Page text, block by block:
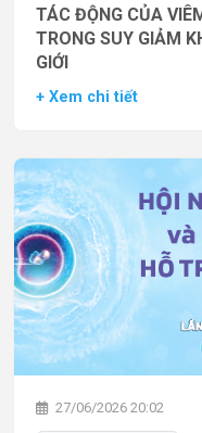
TÁC ĐỘNG CỦA
TRONG SUY GIẢM
GIỚI
+ Xem chi tiết
27/06/2026 20:02